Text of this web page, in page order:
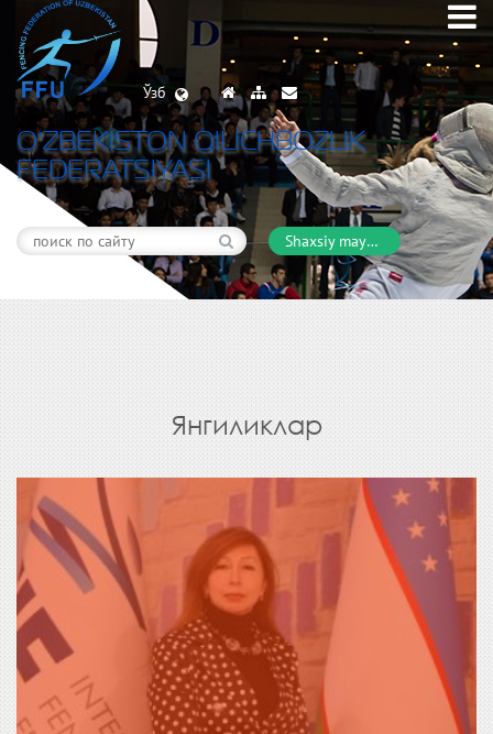
Ўзб
O’ZBEKISTON QILICHBOZLIK
FEDERATSIYASI
Shaxsiy maydon
Янгиликлар